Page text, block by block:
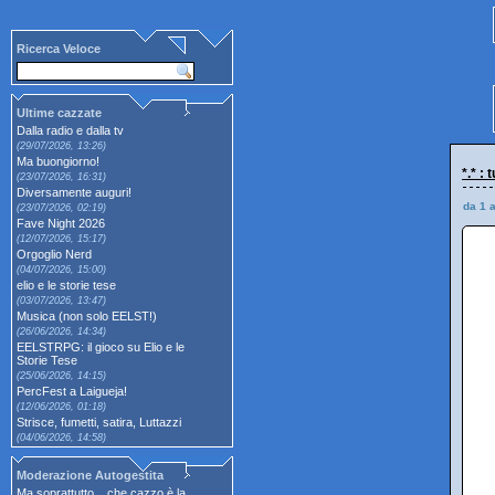
Ricerca Veloce
Ultime cazzate
Dalla radio e dalla tv
(29/07/2026, 13:26)
Ma buongiorno!
(23/07/2026, 16:31)
Diversamente auguri!
(23/07/2026, 02:19)
Fave Night 2026
(12/07/2026, 15:17)
Orgoglio Nerd
(04/07/2026, 15:00)
elio e le storie tese
(03/07/2026, 13:47)
Musica (non solo EELST!)
(26/06/2026, 14:34)
EELSTRPG: il gioco su Elio e le
Storie Tese
(25/06/2026, 14:15)
PercFest a Laigueja!
(12/06/2026, 01:18)
Strisce, fumetti, satira, Luttazzi
(04/06/2026, 14:58)
Moderazione Autogestita
*.* :
da 1